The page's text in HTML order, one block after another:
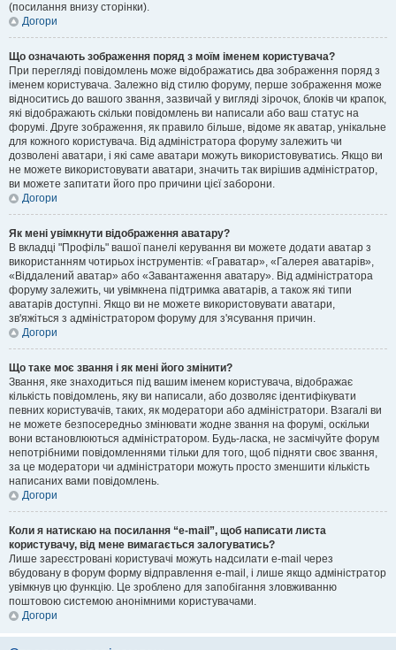
(посилання внизу сторінки).
Догори
Що означають зображення поряд з моїм іменем користувача?
При перегляді повідомлень може відображатись два зображення поряд з
іменем користувача. Залежно від стилю форуму, перше зображення може
відноситись до вашого звання, зазвичай у вигляді зірочок, блоків чи крапок,
які відображають скільки повідомлень ви написали або ваш статус на
форумі. Друге зображення, як правило більше, відоме як аватар, унікальне
для кожного користувача. Від адміністратора форуму залежить чи
дозволені аватари, і які саме аватари можуть використовуватись. Якщо ви
не можете використовувати аватари, значить так вирішив адміністратор,
ви можете запитати його про причини цієї заборони.
Догори
Як мені увімкнути відображення аватару?
В вкладці "Профіль" вашої панелі керування ви можете додати аватар з
використанням чотирьох інструментів: «Граватар», «Галерея аватарів»,
«Віддалений аватар» або «Завантаження аватару». Від адміністратора
форуму залежить, чи увімкнена підтримка аватарів, а також які типи
аватарів доступні. Якщо ви не можете використовувати аватари,
зв'яжіться з адміністратором форуму для з'ясування причин.
Догори
Що таке моє звання і як мені його змінити?
Звання, яке знаходиться під вашим іменем користувача, відображає
кількість повідомлень, яку ви написали, або дозволяє ідентифікувати
певних користувачів, таких, як модератори або адміністратори. Взагалі ви
не можете безпосередньо змінювати жодне звання на форумі, оскільки
вони встановлюються адміністратором. Будь-ласка, не засмічуйте форум
непотрібними повідомленнями тільки для того, щоб підняти своє звання,
за це модератори чи адміністратори можуть просто зменшити кількість
написаних вами повідомлень.
Догори
Коли я натискаю на посилання “e-mail”, щоб написати листа
користувачу, від мене вимагається залогуватись?
Лише зареєстровані користувачі можуть надсилати e-mail через
вбудовану в форум форму відправлення e-mail, і лише якщо адміністратор
увімкнув цю функцію. Це зроблено для запобігання зловживанню
поштовою системою анонімними користувачами.
Догори